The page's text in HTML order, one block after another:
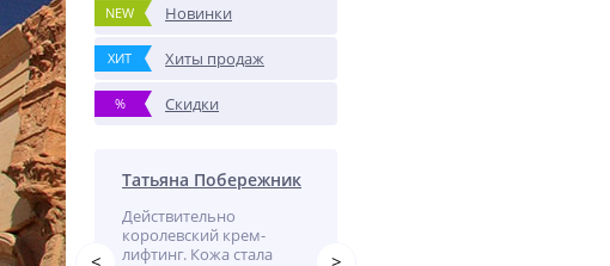
NEW Новинки
ХИТ Хиты продаж
% Скидки
<
Татьяна Побережник
Действительно
королевский крем-
лифтинг. Кожа стала
>